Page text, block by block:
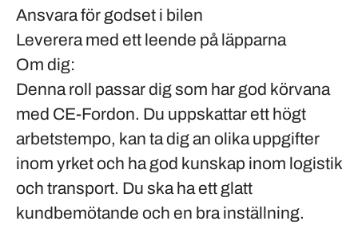
Ansvara för godset i bilen
Leverera med ett leende på läpparna
Om dig:
Denna roll passar dig som har god körvana
med CE-Fordon. Du uppskattar ett högt
arbetstempo, kan ta dig an olika uppgifter
inom yrket och ha god kunskap inom logistik
och transport. Du ska ha ett glatt
kundbemötande och en bra inställning.